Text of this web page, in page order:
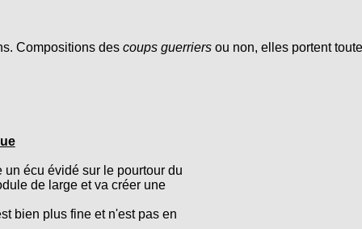
Compositions des coups guerriers ou non, elles portent
écu évidé sur le pourtour du
de large et va créer une
bien plus fine et n'est pas en